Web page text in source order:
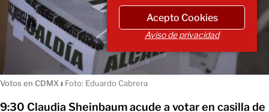
Votos en CDMXı Foto: Eduardo Cabrera
9:30 Claudia Sheinbaum acude a votar en casilla de
Acepto Cookies
Aviso de privacidad